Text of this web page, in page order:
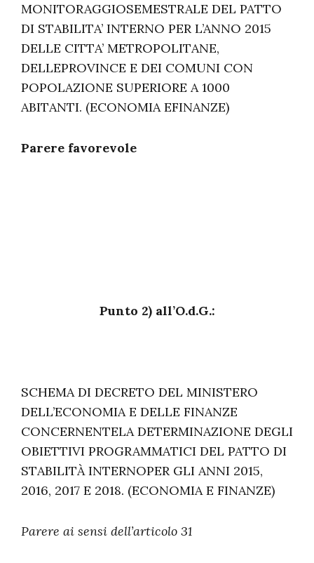
MONITORAGGIOSEMESTRALE DEL PATTO
DI STABILITA’ INTERNO PER L’ANNO 2015
DELLE CITTA’ METROPOLITANE,
DELLEPROVINCE E DEI COMUNI CON
POPOLAZIONE SUPERIORE A 1000
ABITANTI. (ECONOMIA EFINANZE)
Parere favorevole
Punto 2) all’O.d.G.:
SCHEMA DI DECRETO DEL MINISTERO
DELL’ECONOMIA E DELLE FINANZE
CONCERNENTELA DETERMINAZIONE DEGLI
OBIETTIVI PROGRAMMATICI DEL PATTO DI
STABILITÀ INTERNOPER GLI ANNI 2015,
2016, 2017 E 2018. (ECONOMIA E FINANZE)
Parere ai sensi dell’articolo 31